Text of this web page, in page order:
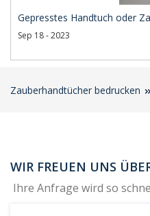
Gepresstes Handtuch oder
Sep 18 - 2023
Zauberhandtücher bedrucken
WIR FREUEN UNS
Ihre Anfrage wird so